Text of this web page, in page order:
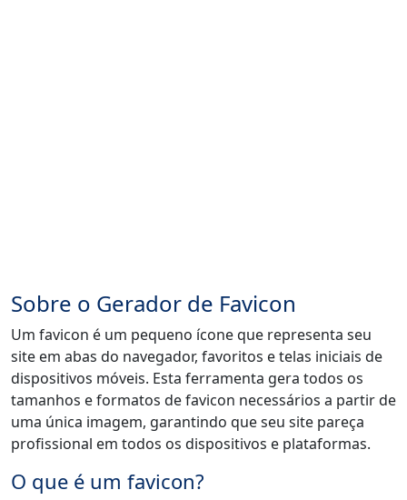
Sobre o Gerador de Favicon
Um favicon é um pequeno ícone que representa seu
site em abas do navegador, favoritos e telas iniciais de
dispositivos móveis. Esta ferramenta gera todos os
tamanhos e formatos de favicon necessários a partir de
uma única imagem, garantindo que seu site pareça
profissional em todos os dispositivos e plataformas.
O que é um favicon?